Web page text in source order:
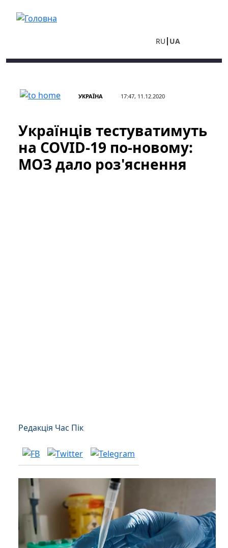
RU UA
УКРАЇНА 17:47, 11.12.2020
Українців тестуватимуть
на COVID-19 по-новому:
МОЗ дало роз'яснення
Редакція Час Пік